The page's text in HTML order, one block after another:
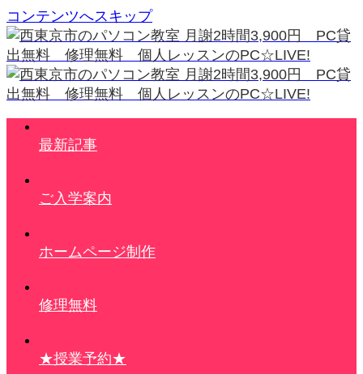
コンテンツへスキップ
最新記事
ご入学案内
ホームページ制作
修理無料
★授業予約★